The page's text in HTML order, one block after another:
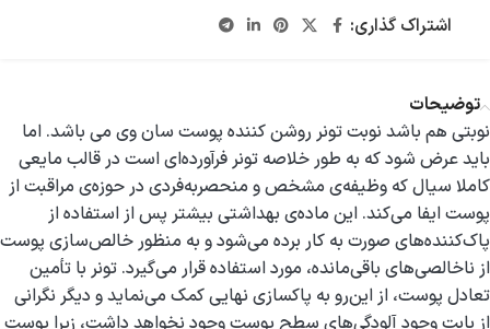
اشتراک گذاری:
توضیحات
نوبتی هم باشد نوبت تونر روشن کننده پوست سان وی می باشد. اما
باید عرض شود که به طور خلاصه تونر فرآورده‌ای است در قالب مایعی
کاملا سیال که وظیفه‌‌ی مشخص و منحصربه‌فردی در حوزه‌ی مراقبت از
پوست ایفا می‌کند. این ماده‌ی بهداشتی بیشتر پس از استفاده از
پاک‌کننده‌های صورت به کار برده می‌شود و به منظور خالص‌سازی پوست
از ناخالصی‌های باقی‌مانده، مورد استفاده قرار می‌گیرد. تونر با تأمین
تعادل پوست، از این‌رو به پاکسازی نهایی کمک می‌نماید و دیگر نگرانی
از بابت وجود آلودگی‌های سطح پوست وجود نخواهد داشت، زیرا پوست